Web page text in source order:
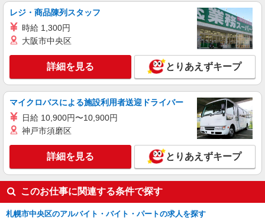
株式会社日本パーソナルビジネス北海道支店【HK1_444】
大手家電量販店でのスマホ販売アドバイザー
【時給】 初日から時給1400円スタート◎ 【月
収例】 月収26万3900円 ＝時給1400円×8h×22日＋
残(10h) ●交通費支給(規定有) ●残業手当（時給
×1.25） ●各種手当支給 各種社会保険完備/年次有
給休暇/昇給制度 時間外手当/制服貸与/携帯電話割
引 無料の健康診断/介護・育児休暇など充実★
●大手家電量販店 スマホコーナー 【札幌市中
央区】
キープ 詳細を見る
株式会社日本パーソナルビジネス北海道支店【HK1_397】
量販店のスマホ相談員
【時給】 未経験でも時給1800円スタート◎
×8h×22日＋残(10h) ●交通費全額支給 ●残業手当
大手家電量販店 auコーナー(北海道札幌市中央
レジ・商品陳列スタッフ
時給 1,300円
大阪市中央区
詳細を見る とりあえずキープ
マイクロバスによる施設利用者送迎ドライバー
日給 10,900円〜10,900円
神戸市須磨区
詳細を見る とりあえずキープ
このお仕事に関連する条件で探す
札幌市中央区のアルバイト・バイト・パートの求人を探す